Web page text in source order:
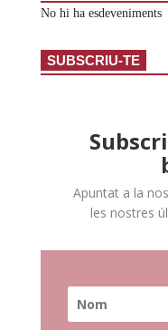
No hi ha esdeveniments
SUBSCRIU-TE
Apuntat a la
les nostres